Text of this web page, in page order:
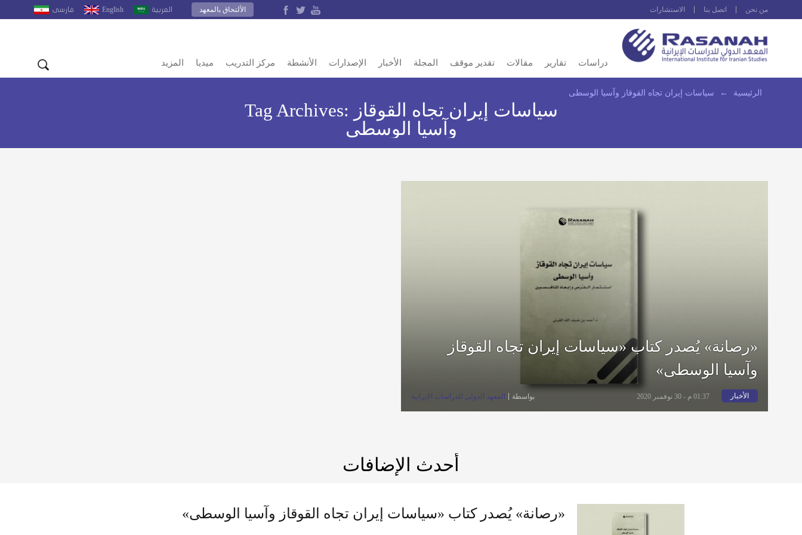
من نحن اتصل بنا الاستشارات العربية English فارسى الألتحاق بالمعهد
دراسات تقارير مقالات تقدير موقف المجلة الأخبار الإصدارات الأنشطة مركز التدريب ميديا المزيد
الرئيسية ← سياسات إيران تجاه القوقاز وآسيا الوسطى
Tag Archives: سياسات إيران تجاه القوقاز
وآسيا الوسطى
«رصانة» يُصدر كتاب «سياسات إيران تجاه القوقاز
وآسيا الوسطى»
الأخبار 01:37 م - 30 نوفمبر 2020 بواسطة المعهد الدولي للدراسات الإيرانية
أحدث الإضافات
«رصانة» يُصدر كتاب «سياسات إيران تجاه القوقاز وآسيا الوسطى»